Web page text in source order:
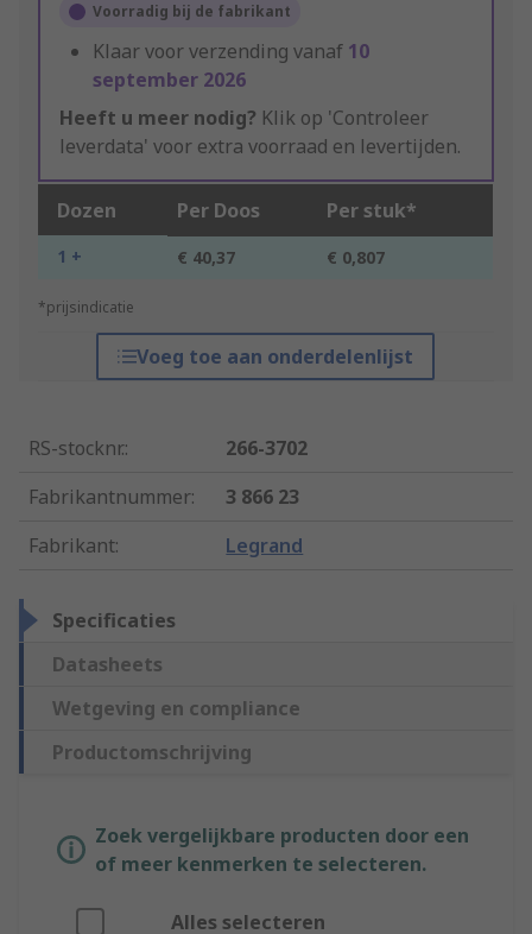
Voorradig bij de fabrikant
Klaar voor verzending vanaf 10
september 2026
Heeft u meer nodig? Klik op 'Controleer
leverdata' voor extra voorraad en levertijden.
Dozen Per Doos Per stuk*
1 + € 40,37 € 0,807
*prijsindicatie
Voeg toe aan onderdelenlijst
RS-stocknr.:
266-3702
Fabrikantnummer:
3 866 23
Fabrikant: Legrand
Specificaties
Datasheets
Wetgeving en compliance
Productomschrijving
Zoek vergelijkbare producten door een
of meer kenmerken te selecteren.
Alles selecteren